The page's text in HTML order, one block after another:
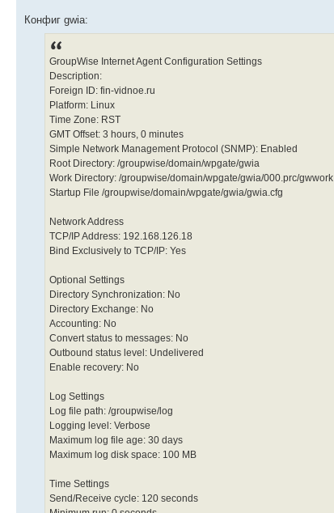
Конфиг gwia:
GroupWise Internet Agent Configuration Settings
Description:
Foreign ID: fin-vidnoe.ru
Platform: Linux
Time Zone: RST
GMT Offset: 3 hours, 0 minutes
Simple Network Management Protocol (SNMP): Enabled
Root Directory: /groupwise/domain/wpgate/gwia
Work Directory: /groupwise/domain/wpgate/gwia/000.prc/gwwork
Startup File /groupwise/domain/wpgate/gwia/gwia.cfg
Network Address
TCP/IP Address: 192.168.126.18
Bind Exclusively to TCP/IP: Yes
Optional Settings
Directory Synchronization: No
Directory Exchange: No
Accounting: No
Convert status to messages: No
Outbound status level: Undelivered
Enable recovery: No
Log Settings
Log file path: /groupwise/log
Logging level: Verbose
Maximum log file age: 30 days
Maximum log disk space: 100 MB
Time Settings
Send/Receive cycle: 120 seconds